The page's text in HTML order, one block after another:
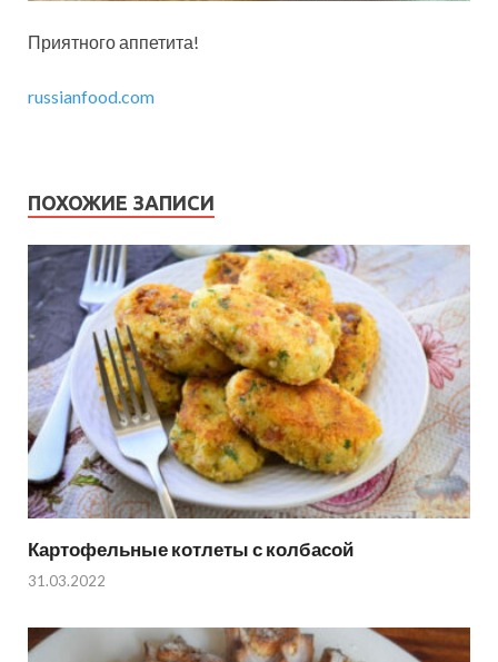
Приятного аппетита!
russianfood.com
ПОХОЖИЕ ЗАПИСИ
Картофельные котлеты с колбасой
31.03.2022